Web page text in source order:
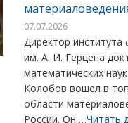
07.07.2026
Директор
им. А. И. Герцена
математических
Колобов вошел в
области
России. Он …Читать